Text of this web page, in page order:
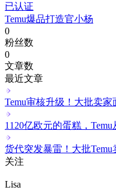
已认证
Temu爆品打造官小杨
0
粉丝数
0
文章数
最近文章
Temu审核升级！大批卖家
1120亿欧元的蛋糕，
货代突发暴雷！大批Temu
关注
Lisa